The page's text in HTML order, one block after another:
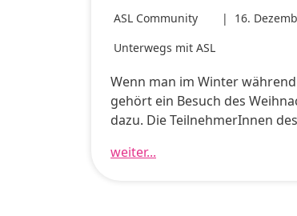
ASL Community
Unterwegs mit ASL
| 16.
Wenn man im Winter
gehört ein Besuch des
dazu. Die TeilnehmerInnen
weiter...